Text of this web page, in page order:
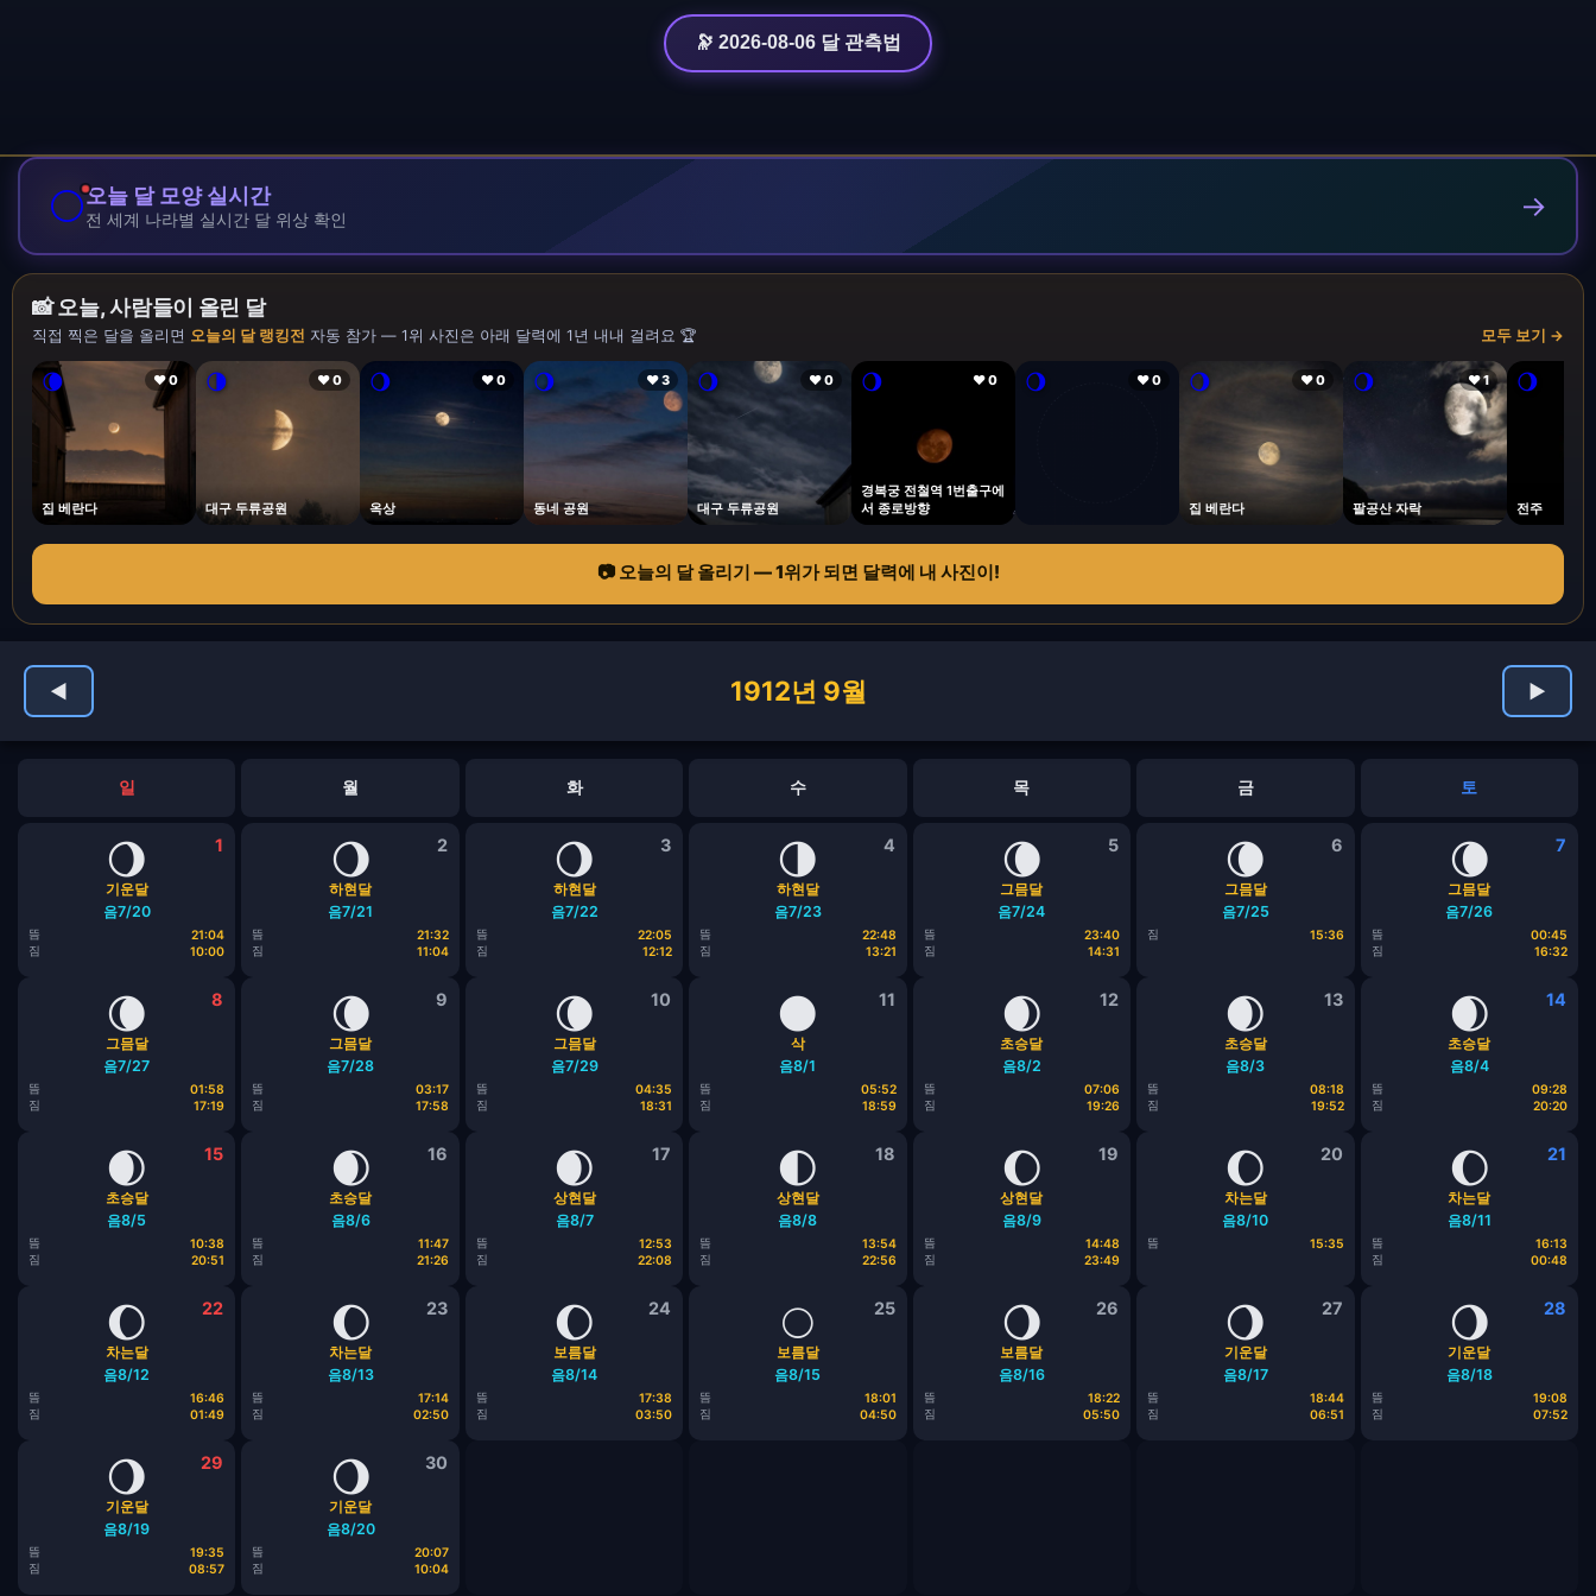
🔭 2026-08-06 달 관측법
🌕오늘 달 모양 실시간
전 세계 나라별 실시간 달 위상 확인 →
📸 오늘, 사람들이 올린 달
직접 찍은 달을 올리면 오늘의 달 랭킹전 자동 참가 — 1위 사진은 아래 달력에 1년 내내 걸려요 🏆 모두 보기 →
🌘 ❤ 0
집 베란다
🌗 ❤ 0
대구 두류공원
🌖 ❤ 0
옥상
🌖 ❤ 3
동네 공원
🌖 ❤ 0
대구 두류공원
🌖 ❤ 0
경복궁 전철역 1번출구에
서 종로방향
🌖 ❤ 0 🌖 ❤ 0
집 베란다
🌖 ❤ 1
팔공산 자락
🌖
전주
📷 오늘의 달 올리기 — 1위가 되면 달력에 내 사진이!
◀ 1912년 9월 ▶
일 월 화 수 목 금 토
1
🌖
기운달
음7/20
뜸
21:04
짐
10:00
2
🌖
하현달
음7/21
뜸
21:32
짐
11:04
3
🌖
하현달
음7/22
뜸
22:05
짐
12:12
4
🌗
하현달
음7/23
뜸
22:48
짐
13:21
5
🌘
그믐달
음7/24
뜸
23:40
짐
14:31
6
🌘
그믐달
음7/25
짐 15:36
7
🌘
그믐달
음7/26
뜸
00:45
짐
16:32
8
🌘
그믐달
음7/27
뜸
01:58
짐
17:19
9
🌘
그믐달
음7/28
뜸
03:17
짐
17:58
10
🌘
그믐달
음7/29
뜸
04:35
짐
18:31
11
🌑
삭
음8/1
뜸
05:52
짐
18:59
12
🌒
초승달
음8/2
뜸
07:06
짐
19:26
13
🌒
초승달
음8/3
뜸
08:18
짐
19:52
14
🌒
초승달
음8/4
뜸
09:28
짐
20:20
15
🌒
초승달
음8/5
뜸
10:38
짐
20:51
16
🌒
초승달
음8/6
뜸
11:47
짐
21:26
17
🌒
상현달
음8/7
뜸
12:53
짐
22:08
18
🌓
상현달
음8/8
뜸
13:54
짐
22:56
19
🌔
상현달
음8/9
뜸
14:48
짐
23:49
20
🌔
차는달
음8/10
뜸 15:35
21
🌔
차는달
음8/11
뜸
16:13
짐
00:48
22
🌔
차는달
음8/12
뜸
16:46
짐
01:49
23
🌔
차는달
음8/13
뜸
17:14
짐
02:50
24
🌔
보름달
음8/14
뜸
17:38
짐
03:50
25
🌕
보름달
음8/15
뜸
18:01
짐
04:50
26
🌖
보름달
음8/16
뜸
18:22
짐
05:50
27
🌖
기운달
음8/17
뜸
18:44
짐
06:51
28
🌖
기운달
음8/18
뜸
19:08
짐
07:52
29
🌖
기운달
음8/19
뜸
19:35
짐
08:57
30
🌖
기운달
음8/20
뜸
20:07
짐
10:04